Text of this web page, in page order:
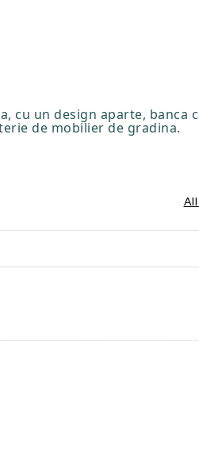
cu un design aparte, banca
de mobilier de gradina.